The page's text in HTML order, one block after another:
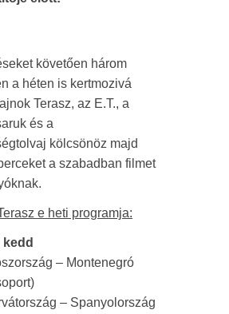
követően három
a héten is kertmozivá
Terasz, az E.T., a
és a
kölcsönöz majd
a szabadban filmet
e heti programja:
– Montenegró
– Spanyolország